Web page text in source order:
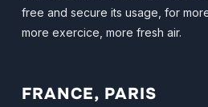
free and secure its usage, for
more exercice, more fresh air.
FRANCE, PARIS